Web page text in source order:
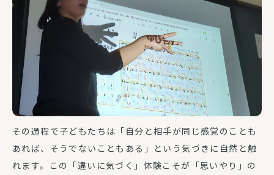
その過程で子どもたちは「自分と相手が同じ感覚のことも
あれば、そうでないこともある」という気づきに自然と触
れます。この「違いに気づく」体験こそが「思いやり」の